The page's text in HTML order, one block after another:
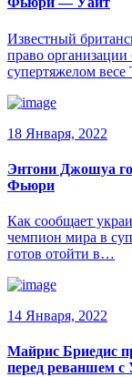
Известный
право
супертяжелом
18 Января, 2022
Энтони Джошуа
Фьюри
Как сообщает
чемпион мира в
готов отойти в…
14 Января, 2022
Майрис Бриедис
перед реваншем с